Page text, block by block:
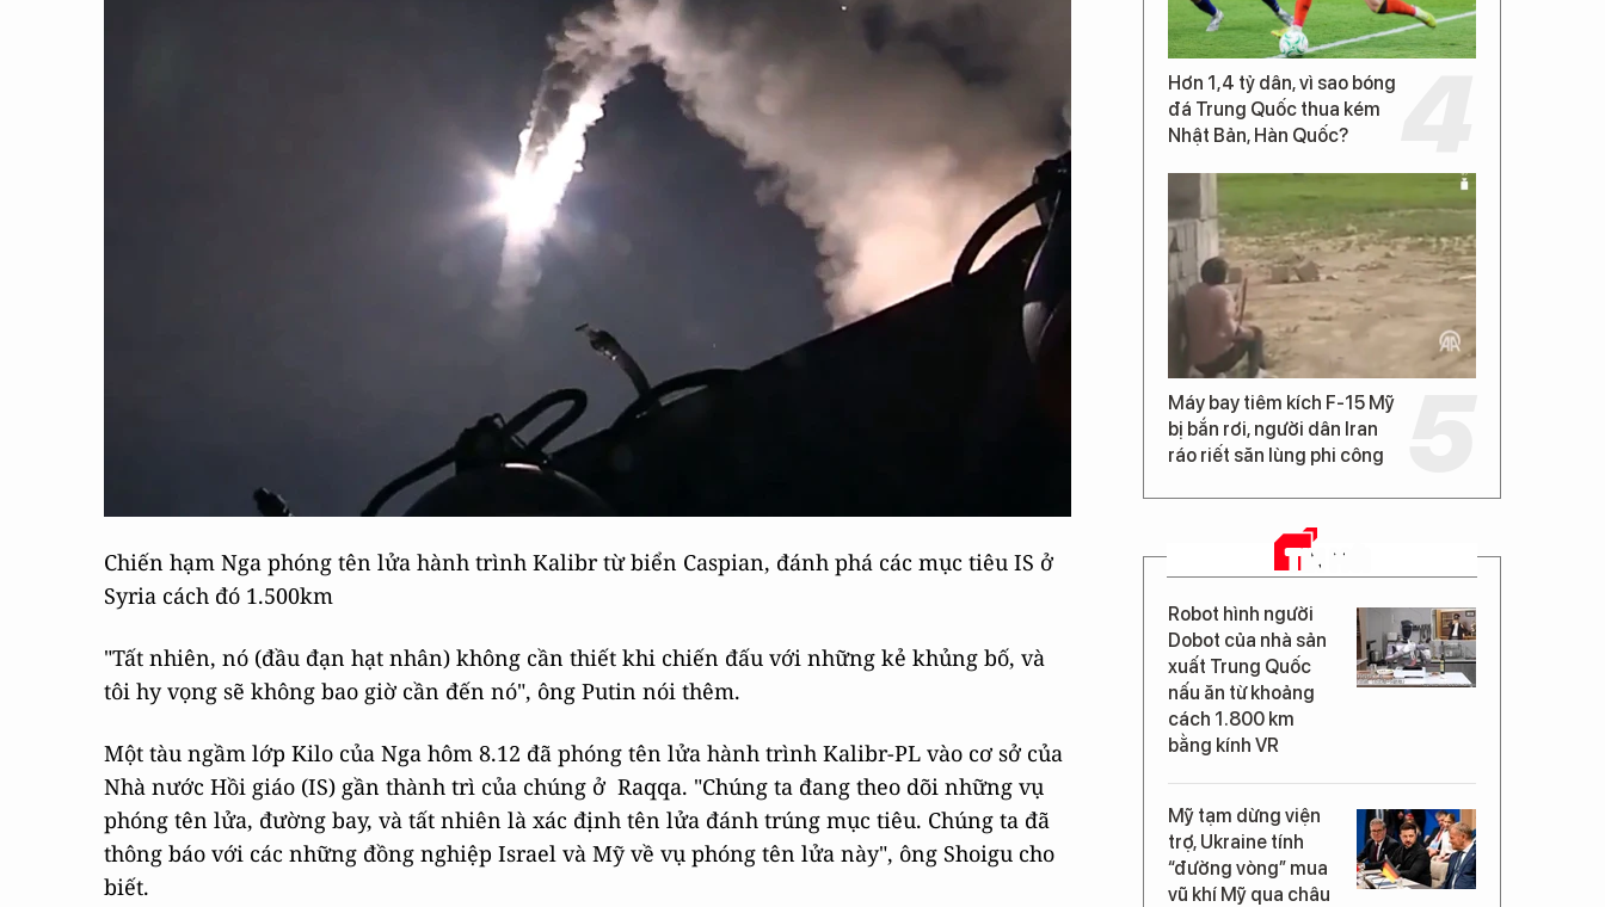
Chiến hạm Nga phóng tên lửa hành trình Kalibr từ biển Caspian, đánh phá các mục tiêu IS ở
Syria cách đó 1.500km
"Tất nhiên, nó (đầu đạn hạt nhân) không cần thiết khi chiến đấu với những kẻ khủng bố, và
tôi hy vọng sẽ không bao giờ cần đến nó", ông Putin nói thêm.
Một tàu ngầm lớp Kilo của Nga hôm 8.12 đã phóng tên lửa hành trình Kalibr-PL vào cơ sở của
Nhà nước Hồi giáo (IS) gần thành trì của chúng ở Raqqa. "Chúng ta đang theo dõi những vụ
phóng tên lửa, đường bay, và tất nhiên là xác định tên lửa đánh trúng mục tiêu. Chúng ta đã
thông báo với các những đồng nghiệp Israel và Mỹ về vụ phóng tên lửa này", ông Shoigu cho
biết.
Hơn 1,4 tỷ dân, vì sao bóng
đá Trung Quốc thua kém
Nhật Bản, Hàn Quốc?
Máy bay tiêm kích F-15 Mỹ
bị bắn rơi, người dân Iran
ráo riết săn lùng phi công
TIN MỚI
Robot hình người
Dobot của nhà sản
xuất Trung Quốc
nấu ăn từ khoảng
cách 1.800 km
bằng kính VR
Mỹ tạm dừng viện
trợ, Ukraine tính
“đường vòng” mua
vũ khí Mỹ qua châu